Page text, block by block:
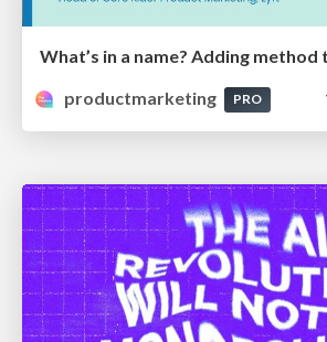
What’s in a name? Adding method
productmarketing
PRO